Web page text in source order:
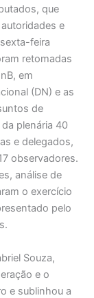
que
e
feira
retomadas
em
(DN) e as
de
plenária 40
e delegados,
observadores.
análise de
o exercício
pelo
Souza,
e o
e sublinhou a